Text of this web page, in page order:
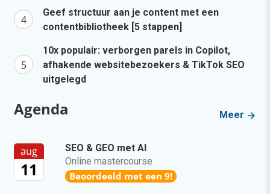
Geef structuur aan je content met een
contentbibliotheek [5 stappen]
10x populair: verborgen parels in Copilot,
afhakende websitebezoekers & TikTok SEO
uitgelegd
Agenda Meer
aug
11
SEO & GEO met AI
Online mastercourse
Beoordeeld met een 9!